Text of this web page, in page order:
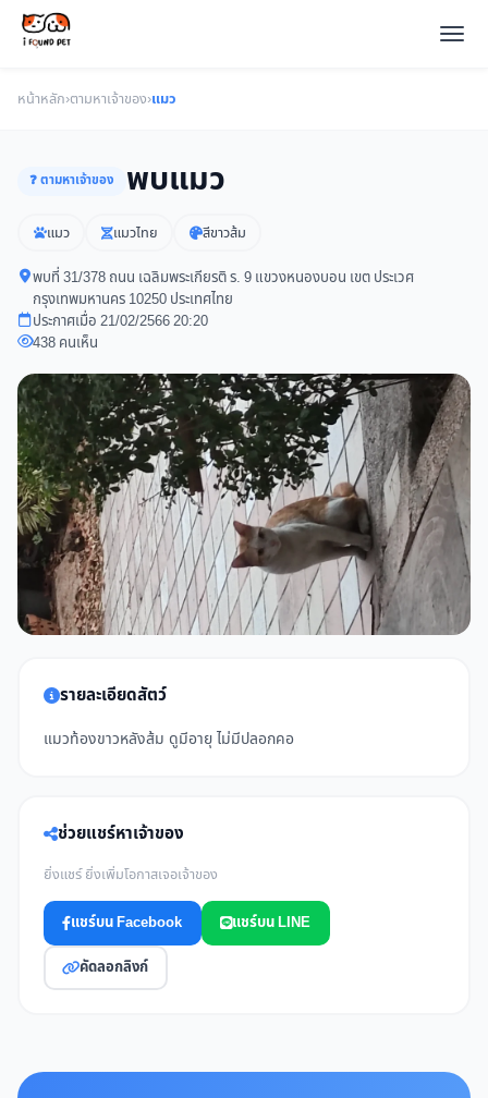
หน้าหลัก›ตามหาเจ้าของ›แมว
❓ ตามหาเจ้าของ พบแมว
แมว แมวไทย สีขาวส้ม
พบที่ 31/378 ถนน เฉลิมพระเกียรติ ร. 9 แขวงหนองบอน เขต ประเวศ
กรุงเทพมหานคร 10250 ประเทศไทย
ประกาศเมื่อ 21/02/2566 20:20
438 คนเห็น
รายละเอียดสัตว์
แมวท้องขาวหลังส้ม ดูมีอายุ ไม่มีปลอกคอ
ช่วยแชร์หาเจ้าของ
ยิ่งแชร์ ยิ่งเพิ่มโอกาสเจอเจ้าของ
แชร์บน Facebook แชร์บน LINE
คัดลอกลิงก์